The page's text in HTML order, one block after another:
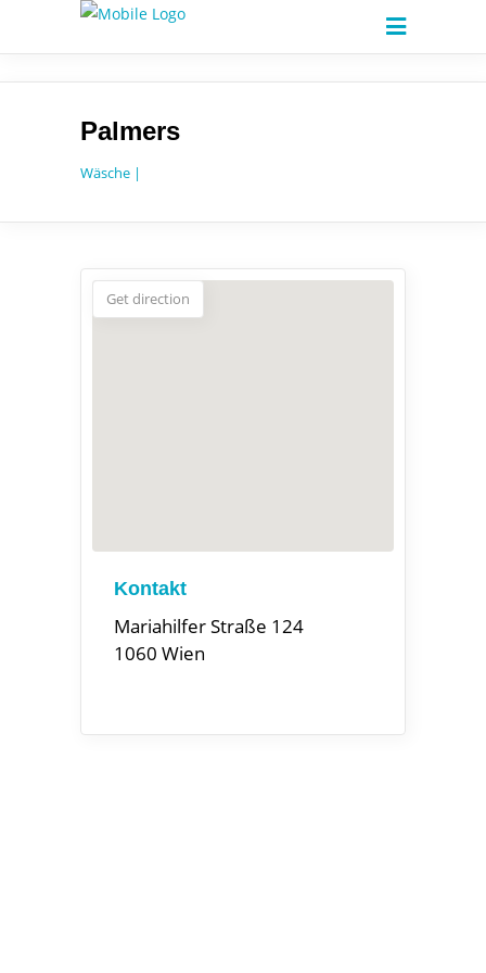
Palmers
Wäsche |
Get direction
Kontakt
Mariahilfer Straße 124
1060 Wien